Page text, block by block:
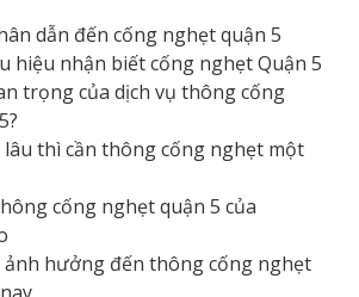
dẫn đến cống nghẹt quận 5
hiệu nhận biết cống nghẹt Quận 5
trọng của dịch vụ thông cống
lâu thì cần thông cống nghẹt một
cống nghẹt quận 5 của
ảnh hưởng đến thông cống nghẹt